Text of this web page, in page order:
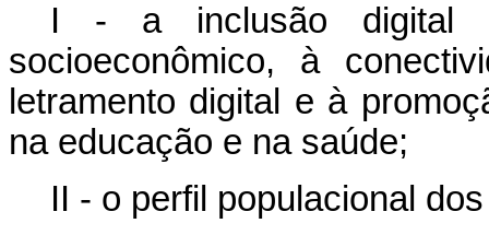
I - a inclusão digital
socioeconômico, à
letramento digital e à
na educação e na saúde;
II - o perfil populacional